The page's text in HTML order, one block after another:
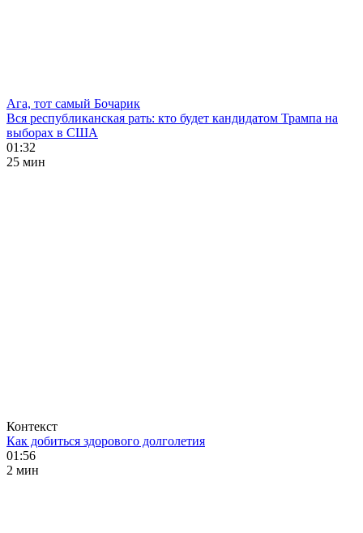
Ага, тот самый Бочарик
Вся республиканская рать: кто будет кандидатом Трампа на
выборах в США
01:32
25 мин
Контекст
Как добиться здорового долголетия
01:56
2 мин